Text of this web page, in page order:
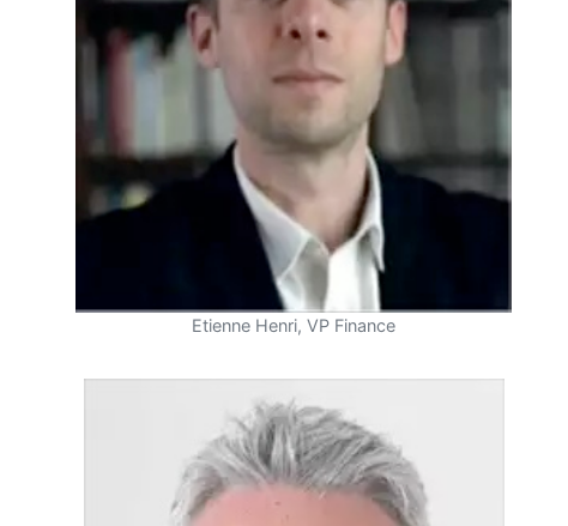
Etienne Henri, VP Finance